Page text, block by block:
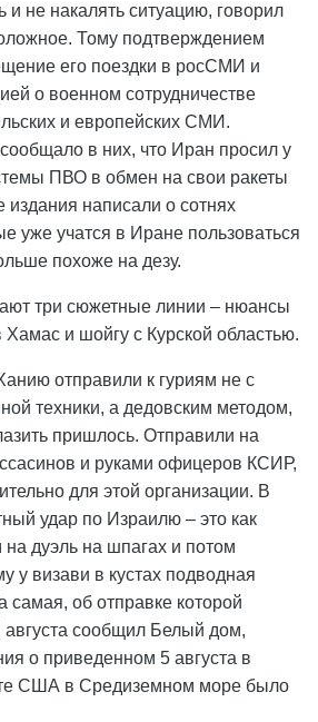
и не накалять ситуацию, говорил
Тому подтверждением
его поездки в росСМИ и
о военном сотрудничестве
и европейских СМИ.
в них, что Иран просил у
ПВО в обмен на свои ракеты
написали о сотнях
уже учатся в Иране пользоваться
похоже на дезу.
три сюжетные линии – нюансы
и шойгу с Курской областью.
отправили к гуриям не с
техники, а дедовским методом,
пришлось. Отправили на
и руками офицеров КСИР,
для этой организации. В
удар по Израилю – это как
на дуэль на шпагах и потом
у визави в кустах подводная
самая, об отправке которой
сообщил Белый дом,
о приведенном 5 августа в
США в Средиземном море было